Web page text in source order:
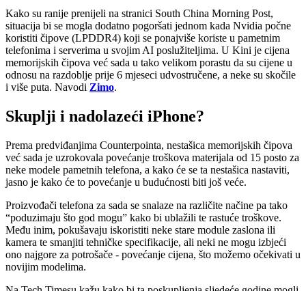
Kako su ranije prenijeli na stranici South China Morning Post,
situacija bi se mogla dodatno pogoršati jednom kada Nvidia počne
koristiti čipove (LPDDR4) koji se ponajviše koriste u pametnim
telefonima i serverima u svojim AI poslužiteljima. U Kini je cijena
memorijskih čipova već sada u tako velikom porastu da su cijene u
odnosu na razdoblje prije 6 mjeseci udvostručene, a neke su skočile
i više puta. Navodi Zimo.
Skuplji i nadolazeći iPhone?
Prema predviđanjima Counterpointa, nestašica memorijskih čipova
već sada je uzrokovala povećanje troškova materijala od 15 posto za
neke modele pametnih telefona, a kako će se ta nestašica nastaviti,
jasno je kako će to povećanje u budućnosti biti još veće.
Proizvođači telefona za sada se snalaze na različite načine pa tako
“poduzimaju što god mogu” kako bi ublažili te rastuće troškove.
Među inim, pokušavaju iskoristiti neke stare module zaslona ili
kamera te smanjiti tehničke specifikacije, ali neki ne mogu izbjeći
ono najgore za potrošače - povećanje cijena, što možemo očekivati u
novijim modelima.